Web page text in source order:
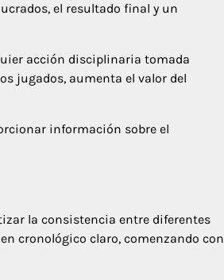
el resultado final y un
acción disciplinaria tomada
jugados, aumenta el valor del
información sobre el
la consistencia entre diferentes
cronológico claro, comenzando con